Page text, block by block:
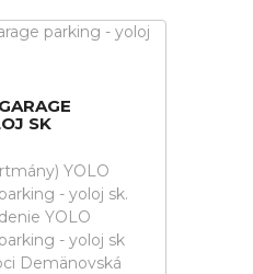
SK
YOLO
- yoloj sk.
YOLO
- yoloj sk
Demänovská